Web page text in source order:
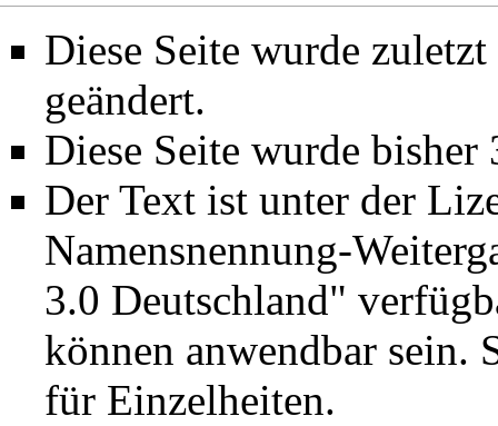
Diese Seite wurde
geändert.
Diese Seite wurde
Der Text ist unter der
Namensnennung-
3.0 Deutschland"
können anwendbar sein.
für Einzelheiten.